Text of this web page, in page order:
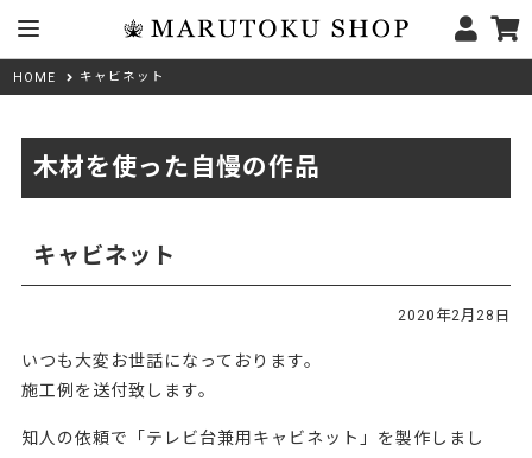
HOME キャビネット
木材を使った自慢の作品
キャビネット
2020年2月28日
いつも大変お世話になっております。
施工例を送付致します。
知人の依頼で「テレビ台兼用キャビネット」を製作しまし